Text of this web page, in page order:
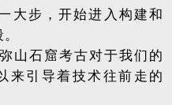
大步，开始进入构建和
山石窟考古对于我们的
来引导着技术往前走的